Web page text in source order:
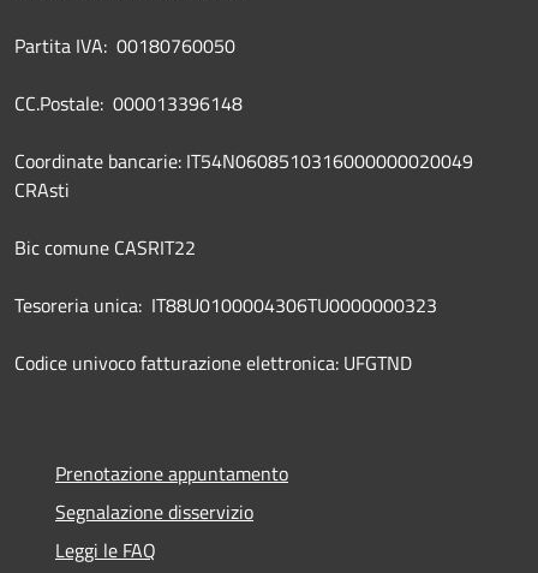
Partita IVA: 00180760050
CC.Postale: 000013396148
Coordinate bancarie: IT54N0608510316000000020049
CRAsti
Bic comune CASRIT22
Tesoreria unica: IT88U0100004306TU0000000323
Codice univoco fatturazione elettronica: UFGTND
Prenotazione appuntamento
Segnalazione disservizio
Leggi le FAQ